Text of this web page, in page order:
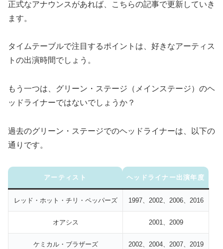
正式なアナウンスがあれば、こちらの記事で更新していき
ます。
タイムテーブルで注目するポイントは、好きなアーティス
トの出演時間でしょう。
もう一つは、グリーン・ステージ（メインステージ）のヘ
ッドライナーではないでしょうか？
過去のグリーン・ステージでのヘッドライナーは、以下の
通りです。
アーティスト ヘッドライナー出演年度
レッド・ホット・チリ・ペッパーズ 1997、2002、2006、2016
オアシス 2001、2009
ケミカル・ブラザーズ 2002、2004、2007、2019